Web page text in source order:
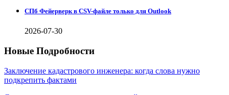
СПб Фейерверк в CSV-файле только для Outlook
2026-07-30
Новые Подробности
Заключение кадастрового инженера: когда слова нужно
подкрепить фактами